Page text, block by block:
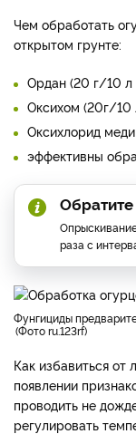
Чем обработать
открытом грунте:
Ордан (20 г/10 л
Оксихом (20г/10
Оксихлорид
эффективны
раза с
фунгициды
Фото ru.123rf
Как избавиться от
появлении
проводить не
регулировать